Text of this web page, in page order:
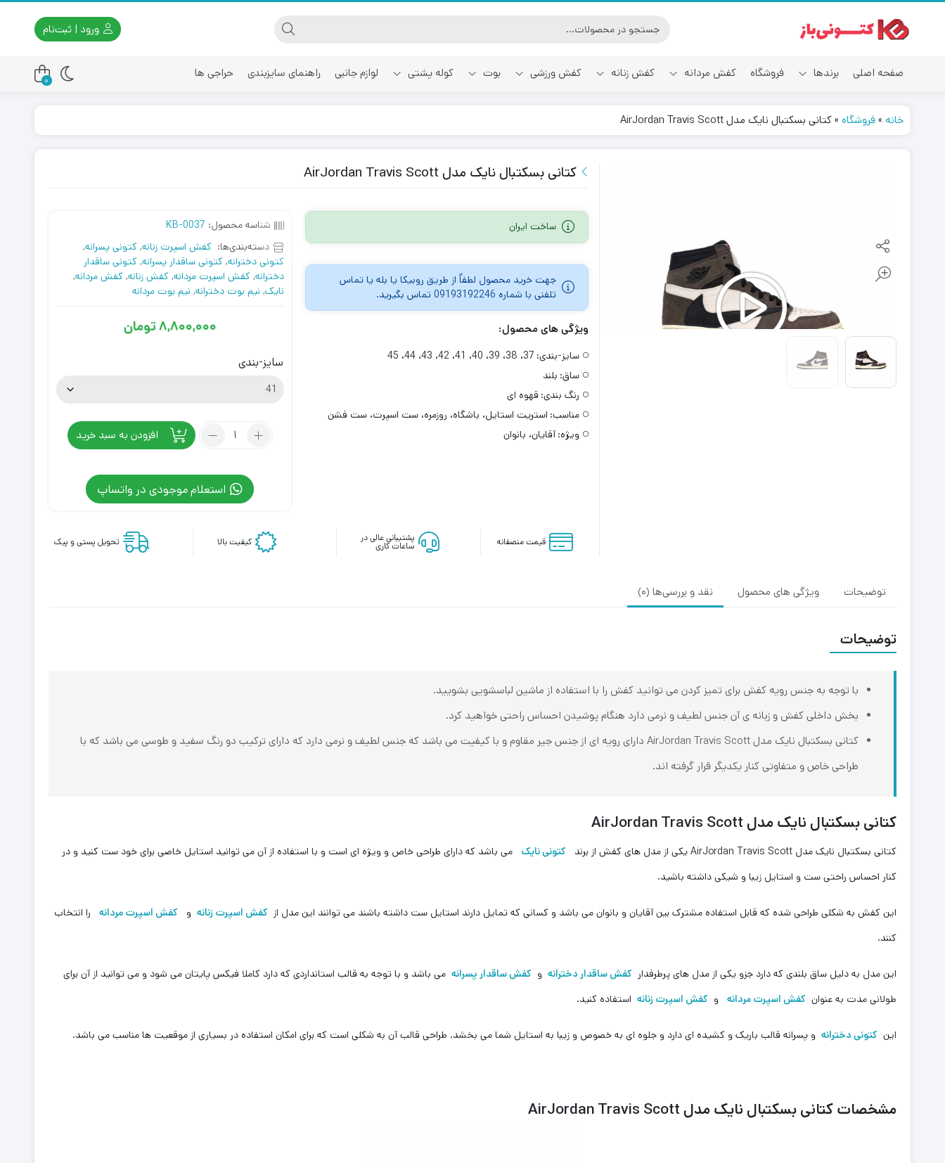
ورود | ثبت‌نام
صفحه اصلی برندها
آدیداس
فروشگاه کفش مردانه کفش زنانه کفش ورزشی بوت کوله پشتی لوازم جانبی راهنمای سایزبندی حراجی ها
0
خانه »فروشگاه»کتانی بسکتبال نایک مدل AirJordan Travis Scott
کتانی بسکتبال نایک مدل AirJordan Travis Scott
ساخت ایران
جهت خرید محصول لطفاٌ از طریق روبیکا یا بله یا تماس
تلفنی با شماره 09193192246 تماس بگیرید.
ویژگی های محصول:
سایز-بندی: 37، 38، 39، 40، 41، 42، 43، 44، 45
ساق: بلند
رنگ بندی: قهوه ای
مناسب: استریت استایل، باشگاه، روزمره، ست اسپرت، ست فشن
ویژه:آقایان، بانوان
شناسه محصول: KB-0037
دسته‌بندی‌ها: کفش اسپرت زنانه, کتونی پسرانه,
کتونی دخترانه, کتونی ساقدار پسرانه, کتونی ساقدار
دخترانه, کفش اسپرت مردانه, کفش زنانه, کفش مردانه,
نایک, نیم بوت دخترانه, نیم بوت مردانه
8,800,000تومان
سایز-بندی
تعداد:
نایک
مدل
Scott
افزودن به سبد خرید
استعلام موجودی در واتساپ
قیمت منصفانه پشتیبانی عالی در
ساعات کاری کیفیت بالا تحویل پستی و پیک
توضیحات ویژگی های محصول نقد و بررسی‌ها (0)
توضیحات
با توجه به جنس رویه کفش برای تمیز کردن می توانید کفش را با استفاده از ماشین لباسشویی بشویید.
بخش داخلی کفش و زبانه ی آن جنس لطیف و نرمی دارد هنگام پوشیدن احساس راحتی خواهید کرد‌.
کتانی بسکتبال نایک مدل AirJordan Travis Scott دارای رویه ای از جنس جیر مقاوم و با کیفیت می باشد که جنس لطیف و نرمی دارد که دارای ترکیب دو رنگ سفید و طوسی می باشد که با
طراحی خاص و متفاوتی کنار یکدیگر قرار گرفته اند.
کتانی بسکتبال نایک مدل AirJordan Travis Scott
کتانی بسکتبال نایک مدل AirJordan Travis Scott یکی از مدل های کفش از برند کتونی نایک می باشد که دارای طراحی خاص و ویژه ای است و با استفاده از آن می توانید استایل خاصی برای خود ست کنید و در
کنار احساس راحتی ست و استایل زیبا و شیکی داشته باشید.
این کفش به شکلی طراحی شده که قابل استفاده مشترک بین آقایان و بانوان می باشد و کسانی که تمایل دارند استایل ست داشته باشند می توانند این مدل از کفش اسپرت زنانهو کفش اسپرت مردانهرا انتخاب
کنند.
این مدل به دلیل ساق بلندی که دارد جزو یکی از مدل های پرطرفدار کفش ساقدار دخترانهو کفش ساقدار پسرانهمی باشد و با توجه به قالب استانداردی که دارد کاملا فیکس پایتان می شود و می توانید از آن برای
طولانی مدت به عنوان کفش اسپرت مردانهو کفش اسپرت زنانهاستفاده کنید.
این کتونی دخترانهو پسرانه قالب باریک و کشیده ای دارد و جلوه ای به خصوص و زیبا به استایل شما می بخشد. طراحی قالب آن به شکلی است که برای امکان استفاده در بسیاری از موقعیت ها مناسب می باشد.
مشخصات کتانی بسکتبال نایک مدل AirJordan Travis Scott